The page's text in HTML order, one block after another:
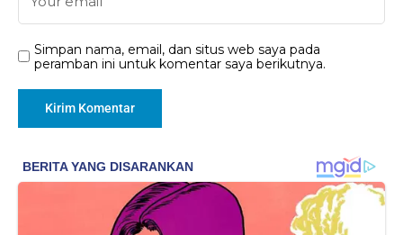
Simpan nama, email, dan situs web saya pada
peramban ini untuk komentar saya berikutnya.